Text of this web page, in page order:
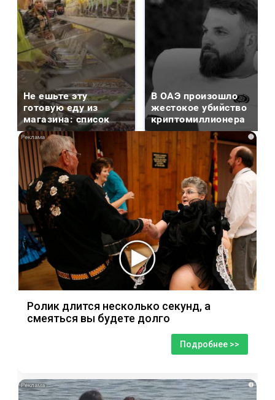
Не ешьте эту
готовую еду из
магазина: список
В ОАЭ произошло
жестокое убийство
криптомиллионера
i
Ролик длится несколько секунд, а
смеяться вы будете долго
Подробнее >>
i